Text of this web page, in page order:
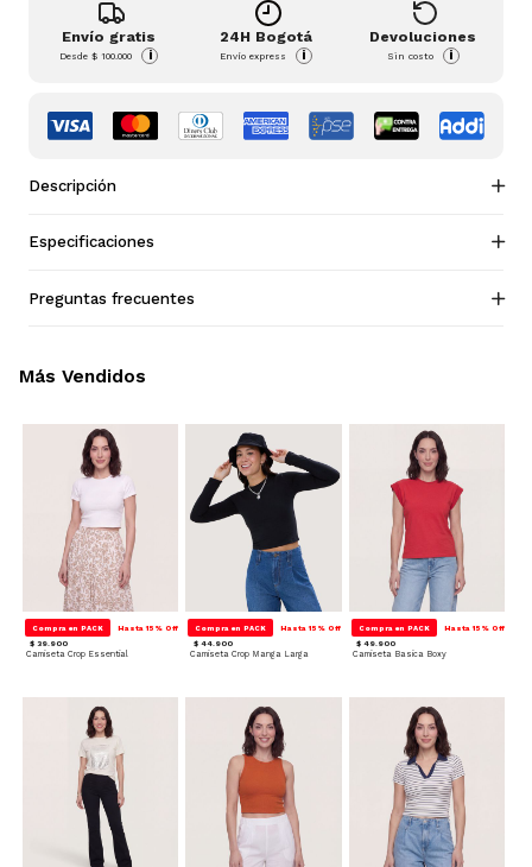
Envío gratis
Desde$ 100.000 i
24H Bogotá
Envío express i
Devoluciones
Sin costo i
Descripción
Especificaciones
Preguntas frecuentes
Compra en PACK Hasta 15% Off
$ 39.900
Camiseta Crop Essential
Compra en PACK Hasta 15% Off
$ 44.900
Camiseta Crop Manga Larga
Compra en PACK Hasta 15% Off
$ 49.900
Camiseta Basica Boxy
Más Vendidos